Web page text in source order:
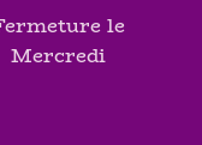
le
Mercredi